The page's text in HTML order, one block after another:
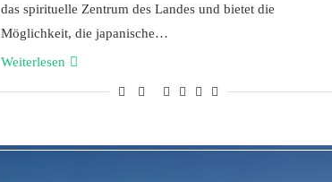
das spirituelle Zentrum des Landes und bietet die
Möglichkeit, die japanische…
Weiterlesen